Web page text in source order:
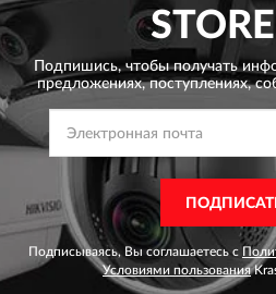
Подпишись, чтобы получать
предложениях,поступлениях,
Подписываясь, Вы соглашаетесь с
Условиями пользования